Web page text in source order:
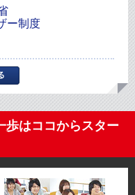
ー制度
歩はココからスター